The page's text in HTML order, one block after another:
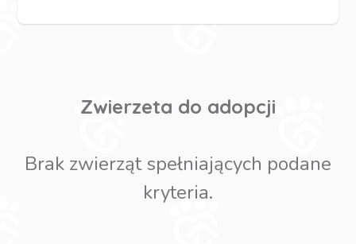
Zwierzeta do adopcji
Brak zwierząt spełniających podane
kryteria.